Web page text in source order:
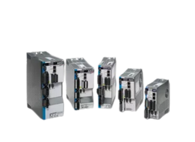
นี้ มารวมกับชุดไดรฟ์เซอร์โว (High Performance
Servo Drives) หรือไดรฟ์สเต็ปเปอร์ (Stepper
Drives) ของเรา
เราสามารถตอบโจทย์ความต้องการที่ท้าทายที่สุด
ของคุณ และช่วยให้คุณสร้างเครื่องจักรที่ดีกว่า ได้
รวดเร็วกว่า